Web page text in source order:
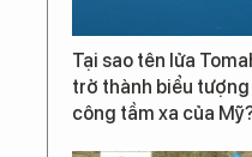
Tại sao tên lửa
trở thành biểu
công tầm xa của